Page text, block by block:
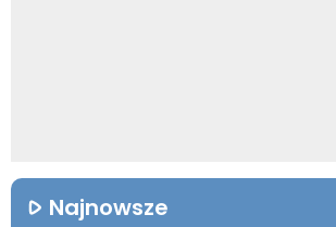
Najnowsze